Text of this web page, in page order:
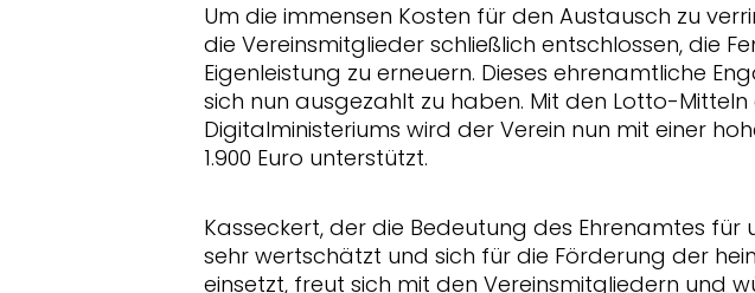
Um die immensen Kosten für den Austausch zu
die Vereinsmitglieder schließlich entschlossen, die
Eigenleistung zu erneuern. Dieses ehrenamtliche
sich nun ausgezahlt zu haben. Mit den Lotto-Mitteln
Digitalministeriums wird der Verein nun mit einer
1.900 Euro unterstützt.
Kasseckert, der die Bedeutung des Ehrenamtes für
sehr wertschätzt und sich für die Förderung der
einsetzt, freut sich mit den Vereinsmitgliedern und